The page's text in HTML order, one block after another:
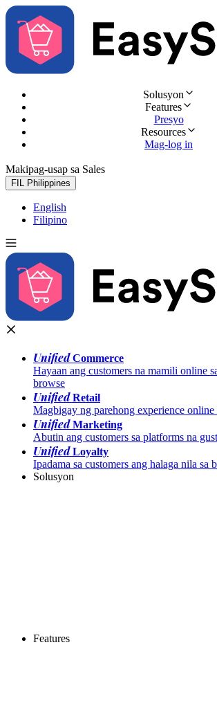
Solusyon
Features
Presyo
Resources
Mag-log in
Makipag-usap sa Sales
FIL Philippines
English
Filipino
UnifiedCommerce
Hayaan ang customers na mamili online
browse
UnifiedRetail
Magbigay ng parehong experience online
UnifiedMarketing
Abutin ang customers sa platforms na
UnifiedLoyalty
Ipadama sa customers ang halaga nila sa
Solusyon
Features